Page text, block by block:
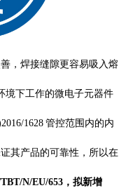
，焊接缝隙更容易吸入熔
境下工作的微电子元器件
1628 管控范围内的内
其产品的可靠性，所以在
N/EU/653，拟新增